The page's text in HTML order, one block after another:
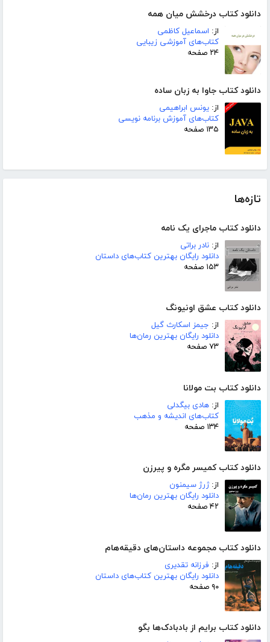
دانلود کتاب درخشش میان همه
از: اسماعیل کاظمی
کتاب‌های آموزشی زیبایی
۲۴ صفحه
دانلود کتاب جاوا به زبان ساده
از: یونس ابراهیمی
کتاب‌های آموزش برنامه نویسی
۱۳۵ صفحه
تازه‌ها
دانلود کتاب ماجرای یک نامه
از: نادر براتی
دانلود رایگان بهترین کتاب‌های داستان
۱۵۳ صفحه
دانلود کتاب عشق اونیونگ
از: جیمز اسکارث گیل
دانلود رایگان بهترین رمان‌ها
۷۳ صفحه
دانلود کتاب بت مولانا
از: هادی بیگدلی
کتاب‌های اندیشه و مذهب
۱۳۴ صفحه
دانلود کتاب کمیسر مگره و پیرزن
از:ژرژ سیمنون
دانلود رایگان بهترین رمان‌ها
۴۲ صفحه
دانلود کتاب مجموعه داستان‌های دقیقه‌هام
از: فرزانه تقدیری
دانلود رایگان بهترین کتاب‌های داستان
۹۰ صفحه
دانلود کتاب برایم از بادبادک‌ها بگو